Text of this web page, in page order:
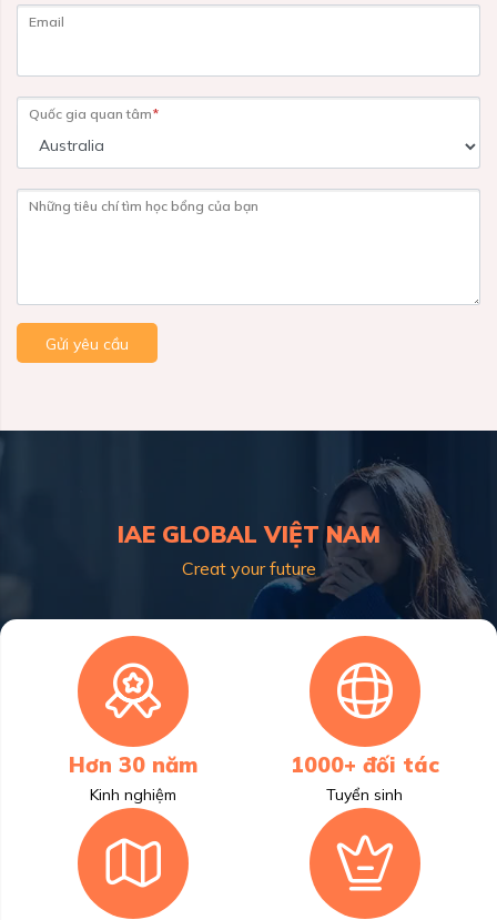
Email
Quốc gia quan tâm*
Những tiêu chí tìm học bổng của bạn
Gửi yêu cầu
IAE GLOBAL VIỆT NAM
Creat your future
Hơn 30 năm
Kinh nghiệm
1000+ đối tác
Tuyển sinh